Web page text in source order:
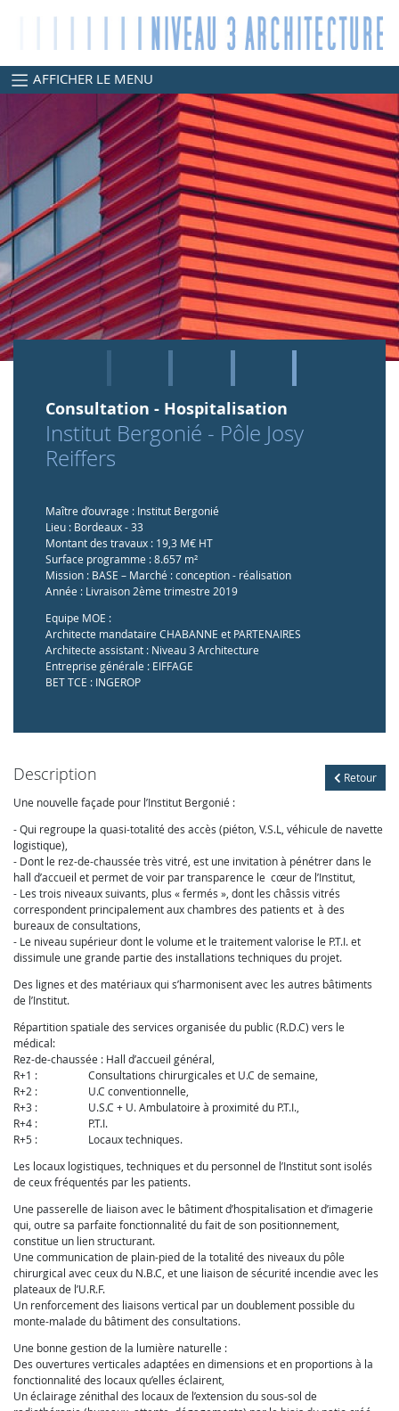
AFFICHER LE MENU
Consultation - Hospitalisation
Institut Bergonié - Pôle Josy
Reiffers
Maître d’ouvrage : Institut Bergonié
Lieu : Bordeaux - 33
Montant des travaux : 19,3 M€ HT
Surface programme : 8.657 m²
Mission : BASE – Marché : conception - réalisation
Année : Livraison 2ème trimestre 2019
Equipe MOE :
Architecte mandataire CHABANNE et PARTENAIRES
Architecte assistant : Niveau 3 Architecture
Entreprise générale : EIFFAGE
BET TCE : INGEROP
Retour
Description
Une nouvelle façade pour l’Institut Bergonié :
- Qui regroupe la quasi-totalité des accès (piéton, V.S.L, véhicule de navette
logistique),
- Dont le rez-de-chaussée très vitré, est une invitation à pénétrer dans le
hall d’accueil et permet de voir par transparence le cœur de l’Institut,
- Les trois niveaux suivants, plus « fermés », dont les châssis vitrés
correspondent principalement aux chambres des patients et à des
bureaux de consultations,
- Le niveau supérieur dont le volume et le traitement valorise le P.T.I. et
dissimule une grande partie des installations techniques du projet.
Des lignes et des matériaux qui s’harmonisent avec les autres bâtiments
de l’Institut.
Répartition spatiale des services organisée du public (R.D.C) vers le
médical:
Rez-de-chaussée : Hall d’accueil général,
R+1 : Consultations chirurgicales et U.C de semaine,
R+2 : U.C conventionnelle,
R+3 : U.S.C + U. Ambulatoire à proximité du P.T.I.,
R+4 : P.T.I.
R+5 : Locaux techniques.
Les locaux logistiques, techniques et du personnel de l’Institut sont isolés
de ceux fréquentés par les patients.
Une passerelle de liaison avec le bâtiment d’hospitalisation et d’imagerie
qui, outre sa parfaite fonctionnalité du fait de son positionnement,
constitue un lien structurant.
Une communication de plain-pied de la totalité des niveaux du pôle
chirurgical avec ceux du N.B.C, et une liaison de sécurité incendie avec les
plateaux de l’U.R.F.
Un renforcement des liaisons vertical par un doublement possible du
monte-malade du bâtiment des consultations.
Une bonne gestion de la lumière naturelle :
Des ouvertures verticales adaptées en dimensions et en proportions à la
fonctionnalité des locaux qu’elles éclairent,
Un éclairage zénithal des locaux de l’extension du sous-sol de